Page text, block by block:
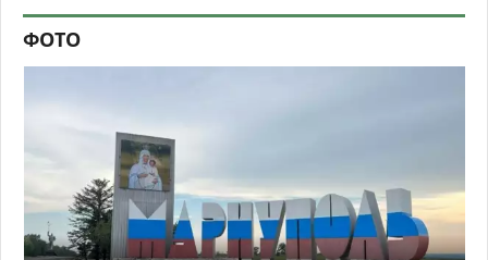
ФОТО